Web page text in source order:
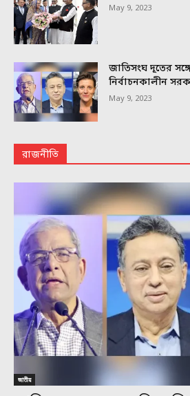
May 9, 2023
জাতিসংঘ দূতের
নির্বাচনকালীন
May 9, 2023
রাজনীতি
জাতীয়